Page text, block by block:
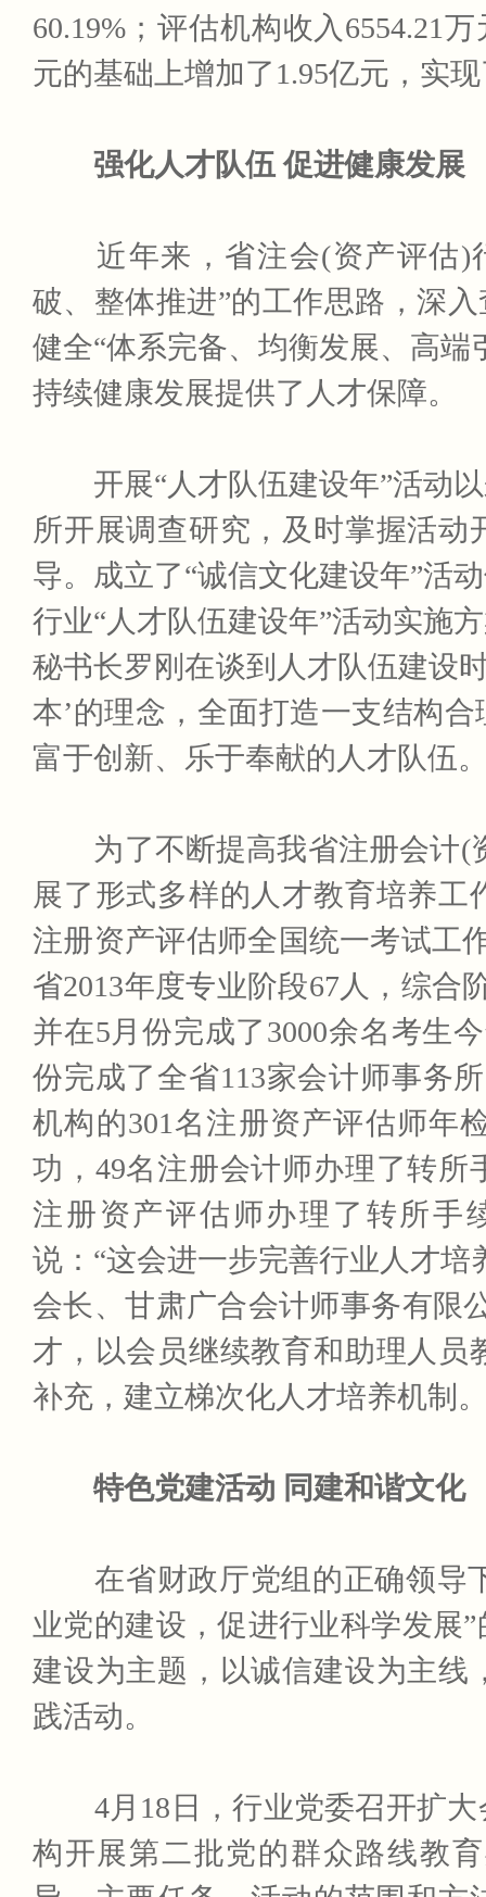
60.19%；评估机构收入6554.21
元的基础上增加了1.95亿元，实
强化人才队伍 促进健康发展
近年来，省注会(资产评估)
破、整体推进”的工作思路，深
健全“体系完备、均衡发展、高
持续健康发展提供了人才保障。
开展“人才队伍建设年”活动以
所开展调查研究，及时掌握活
导。成立了“诚信文化建设年”活
行业“人才队伍建设年”活动实施
秘书长罗刚在谈到人才队伍建设
本’的理念，全面打造一支结构
富于创新、乐于奉献的人才队伍
为了不断提高我省注册会计(
展了形式多样的人才教育培养
注册资产评估师全国统一考试工
省2013年度专业阶段67人，综合
并在5月份完成了3000余名考生
份完成了全省113家会计师事务
机构的301名注册资产评估师年
功，49名注册会计师办理了转
注册资产评估师办理了转所手
说：“这会进一步完善行业人才
会长、甘肃广合会计师事务有限
才，以会员继续教育和助理人
补充，建立梯次化人才培养机制
特色党建活动 同建和谐文化
在省财政厅党组的正确领导
业党的建设，促进行业科学发展
建设为主题，以诚信建设为主
践活动。
4月18日，行业党委召开扩大
构开展第二批党的群众路线教